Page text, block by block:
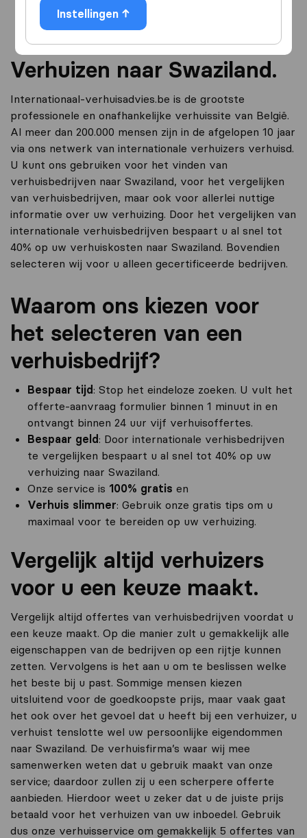
Instellingen Ga verder
Verhuizen naar Swaziland.
Internationaal-verhuisadvies.be is de grootste
professionele en onafhankelijke verhuissite van België.
Al meer dan 200.000 mensen zijn in de afgelopen 10 jaar
via ons netwerk van internationale verhuizers verhuisd.
U kunt ons gebruiken voor het vinden van
verhuisbedrijven naar Swaziland, voor het vergelijken
van verhuisbedrijven, maar ook voor allerlei nuttige
informatie over uw verhuizing. Door het vergelijken van
internationale verhuisbedrijven bespaart u al snel tot
40% op uw verhuiskosten naar Swaziland. Bovendien
selecteren wij voor u alleen gecertificeerde bedrijven.
Waarom ons kiezen voor
het selecteren van een
verhuisbedrijf?
Bespaar tijd : Stop het eindeloze zoeken. U vult het
offerte-aanvraag formulier binnen 1 minuut in en
ontvangt binnen 24 uur vijf verhuisoffertes.
Bespaar geld : Door internationale verhisbedrijven
te vergelijken bespaart u al snel tot 40% op uw
verhuizing naar Swaziland.
Onze service is 100% gratis en
Verhuis slimmer: Gebruik onze gratis tips om u
maximaal voor te bereiden op uw verhuizing.
Vergelijk altijd verhuizers
voor u een keuze maakt.
Vergelijk altijd offertes van verhuisbedrijven voordat u
een keuze maakt. Op die manier zult u gemakkelijk alle
eigenschappen van de bedrijven op een rijtje kunnen
zetten. Vervolgens is het aan u om te beslissen welke
het beste bij u past. Sommige mensen kiezen
uitsluitend voor de goedkoopste prijs, maar vaak gaat
het ook over het gevoel dat u heeft bij een verhuizer, u
verhuist tenslotte wel uw persoonlijke eigendommen
naar Swaziland. De verhuisfirma’s waar wij mee
samenwerken weten dat u gebruik maakt van onze
service; daardoor zullen zij u een scherpere offerte
aanbieden. Hierdoor weet u zeker dat u de juiste prijs
betaald voor het verhuizen van uw inboedel. Gebruik
dus onze verhuisservice om gemakkelijk 5 offertes van